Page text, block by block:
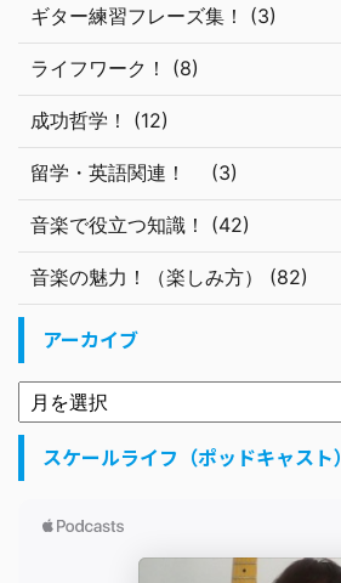
ギター練習フレーズ集！ (3)
ライフワーク！ (8)
成功哲学！ (12)
留学・英語関連！ (3)
音楽で役立つ知識！ (42)
音楽の魅力！（楽しみ方） (82)
アーカイブ
スケールライフ（ポッドキャスト）